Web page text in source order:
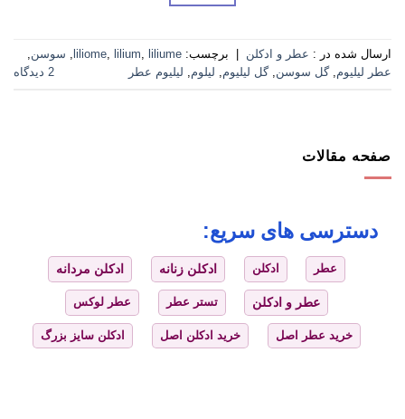
ارسال شده در : عطر و ادکلن برچسب: liliome, lilium, liliume
, سوسن,
عطر لیلیوم,گل سوسن,گل لیلیوم, لیلوم, لیلیوم عطر 2 دیدگاه
صفحه مقالات
دسترسی های سریع:
عطر ادکلن ادکلن زنانه ادکلن مردانه
عطر و ادکلن تستر عطر عطر لوکس
خرید عطر اصل خرید ادکلن اصل ادکلن سایز بزرگ